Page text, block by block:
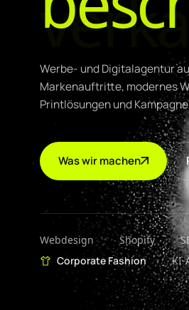
Werbe- und Digitalagentur
Markenauftritte, modernes
Printlösungen und
Was wir machen
Webdesign Shopify
Corporate Fashion
KI-